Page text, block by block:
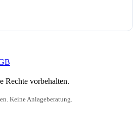
Rechte vorbehalten.
Keine Anlageberatung.